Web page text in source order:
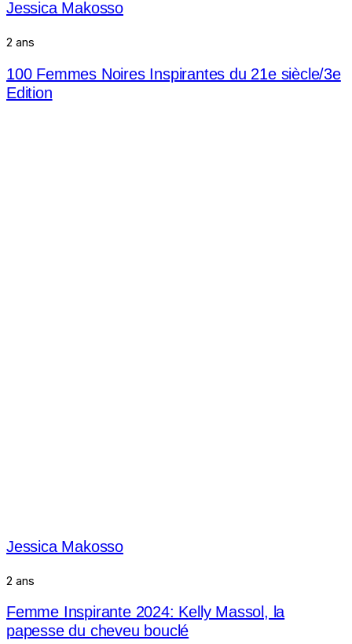
Jessica Makosso
2 ans
100 Femmes Noires Inspirantes du 21e siècle/3e
Edition
Jessica Makosso
2 ans
Femme Inspirante 2024: Kelly Massol, la
papesse du cheveu bouclé